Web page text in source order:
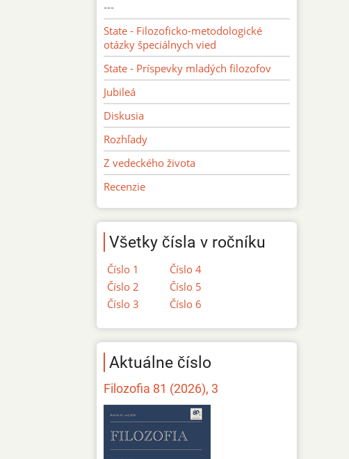
---
State - Filozoficko-metodologické
otázky špeciálnych vied
State - Príspevky mladých filozofov
Jubileá
Diskusia
Rozhľady
Z vedeckého života
Recenzie
Všetky čísla v ročníku
Číslo 1
Číslo 2
Číslo 3
Číslo 4
Číslo 5
Číslo 6
Aktuálne číslo
Filozofia 81 (2026), 3